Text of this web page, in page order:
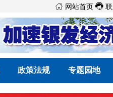
 网站首页 
政策法规 专题园地